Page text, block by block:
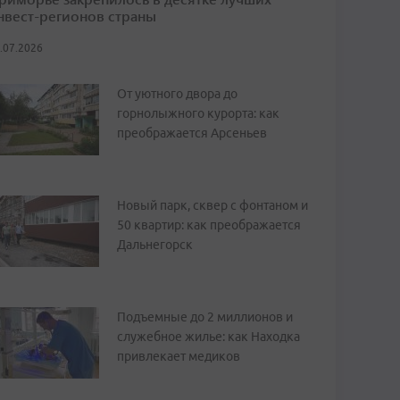
регионов страны
От уютного двора до
горнолыжного курорта: как
преображается Арсеньев
Новый парк, сквер с фонтаном и
50 квартир: как преображается
Дальнегорск
Подъемные до 2 миллионов и
служебное жилье: как Находка
привлекает медиков